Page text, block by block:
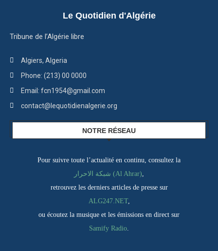
Le Quotidien d'Algérie
Tribune de l’Algérie libre
Algiers, Algeria
Phone: (213) 00 0000
Email: fcn1954@gmail.com
contact@lequotidienalgerie.org
NOTRE RÉSEAU
Pour suivre toute l’actualité en continu, consultez la
شبكة الاحرار (Al Ahrar),
retrouvez les derniers articles de presse sur
ALG247.NET,
ou écoutez la musique et les émissions en direct sur
Samify Radio.